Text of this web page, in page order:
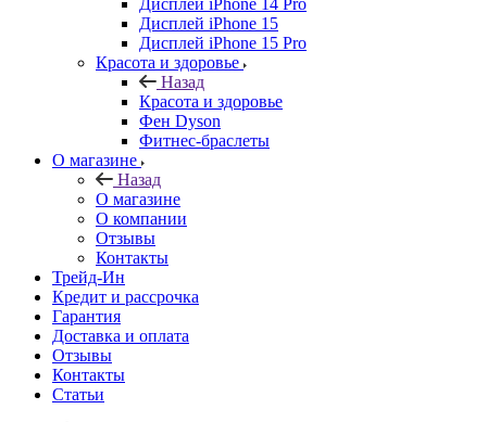
Дисплей iPhone 14 Pro
Дисплей iPhone 15
Дисплей iPhone 15 Pro
Красота и здоровье
Назад
Красота и здоровье
Фен Dyson
Фитнес-браслеты
О магазине
Назад
О магазине
О компании
Отзывы
Контакты
Трейд-Ин
Кредит и рассрочка
Гарантия
Доставка и оплата
Отзывы
Контакты
Статьи